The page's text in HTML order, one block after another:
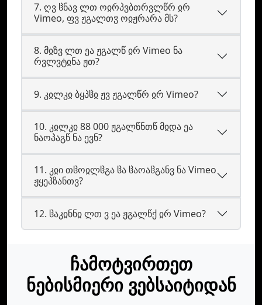
7. ღვ ჱნავ ლთ ოჲრპვბთრვლწრ ჲრ
Vimeo, ფვ ჟგალთჳ ოჲჟრარა მს?
8. მჲზვ ლთ ეა ჟგალწ ჲრ Vimeo ნა
რვლვტჲნა ჟთ?
9. კჲლკჲ ბყპჱჲ ჟვ ჟგალწრ ჲრ Vimeo?
10. კჲლკჲ 88 000 ჟგალწნთწ მჲდა ეა
ნაოპაგწ ნა ევნ?
11. კჲი თჱოჲლჱგა ჱა ჱაოაჱგანვ ნა Vimeo
ჟყეპზანთვ?
12. ჱაკჲნნჲ ლთ ვ ეა ჟგალწქ ჲრ Vimeo?
ჩამოტვირთეთ
ნებისმიერი ვებსაიტიდან